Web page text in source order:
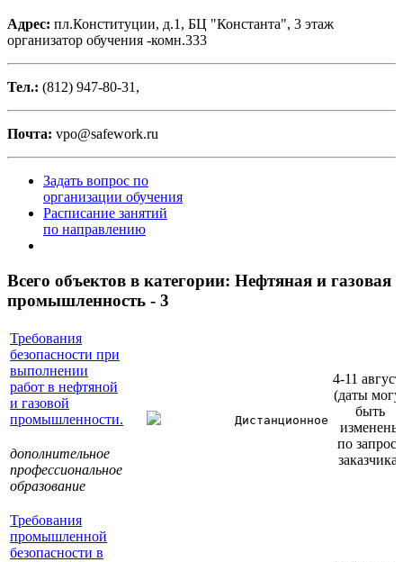
Адрес: пл.Конституции, д.1, БЦ "Константа", 3 этаж
организатор обучения -комн.333
Тел.: (812) 947-80-31,
Почта: vpo@safework.ru
Задать вопрос по
организации обучения
Расписание занятий
по направлению
Всего объектов в категории: Нефтяная и газовая
промышленность - 3
Требования
безопасности при
выполнении
работ в нефтяной
и газовой
промышленности.
дополнительное
профессиональное
образование
Дистанционное
4-11
(даты
быть
изменены
по запросу
заказчика)
Требования
промышленной
безопасности в